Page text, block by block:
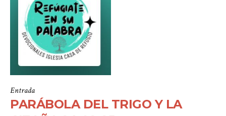
Entrada
PARÁBOLA DEL TRIGO Y LA